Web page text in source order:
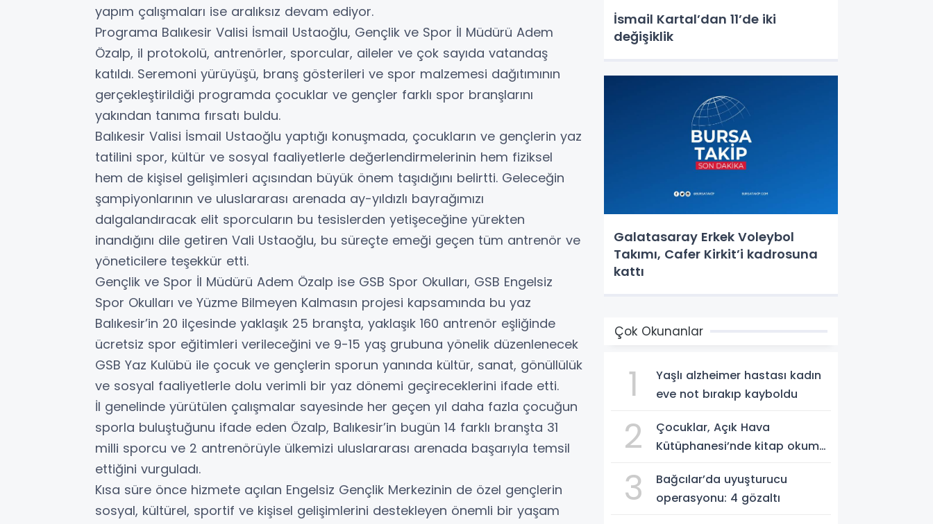
yapım çalışmaları ise aralıksız devam ediyor.
Programa Balıkesir Valisi İsmail Ustaoğlu, Gençlik ve Spor İl Müdürü Adem
Özalp, il protokolü, antrenörler, sporcular, aileler ve çok sayıda vatandaş
katıldı. Seremoni yürüyüşü, branş gösterileri ve spor malzemesi dağıtımının
gerçekleştirildiği programda çocuklar ve gençler farklı spor branşlarını
yakından tanıma fırsatı buldu.
Balıkesir Valisi İsmail Ustaoğlu yaptığı konuşmada, çocukların ve gençlerin yaz
tatilini spor, kültür ve sosyal faaliyetlerle değerlendirmelerinin hem fiziksel
hem de kişisel gelişimleri açısından büyük önem taşıdığını belirtti. Geleceğin
şampiyonlarının ve uluslararası arenada ay-yıldızlı bayrağımızı
dalgalandıracak elit sporcuların bu tesislerden yetişeceğine yürekten
inandığını dile getiren Vali Ustaoğlu, bu süreçte emeği geçen tüm antrenör ve
yöneticilere teşekkür etti.
Gençlik ve Spor İl Müdürü Adem Özalp ise GSB Spor Okulları, GSB Engelsiz
Spor Okulları ve Yüzme Bilmeyen Kalmasın projesi kapsamında bu yaz
Balıkesir’in 20 ilçesinde yaklaşık 25 branşta, yaklaşık 160 antrenör eşliğinde
ücretsiz spor eğitimleri verileceğini ve 9-15 yaş grubuna yönelik düzenlenecek
GSB Yaz Kulübü ile çocuk ve gençlerin sporun yanında kültür, sanat, gönüllülük
ve sosyal faaliyetlerle dolu verimli bir yaz dönemi geçireceklerini ifade etti.
İl genelinde yürütülen çalışmalar sayesinde her geçen yıl daha fazla çocuğun
sporla buluştuğunu ifade eden Özalp, Balıkesir’in bugün 14 farklı branşta 31
milli sporcu ve 2 antrenörüyle ülkemizi uluslararası arenada başarıyla temsil
ettiğini vurguladı.
Kısa süre önce hizmete açılan Engelsiz Gençlik Merkezinin de özel gençlerin
sosyal, kültürel, sportif ve kişisel gelişimlerini destekleyen önemli bir yaşam
İsmail Kartal’dan 11’de iki
değişiklik
Galatasaray Erkek Voleybol
Takımı, Cafer Kirkit’i kadrosuna
kattı
Çok Okunanlar
1
Yaşlı alzheimer hastası kadın
eve not bırakıp kayboldu
2
Çocuklar, Açık Hava
Kütüphanesi’nde kitap okuma
3
Bağcılar’da uyuşturucu
operasyonu: 4 gözaltı